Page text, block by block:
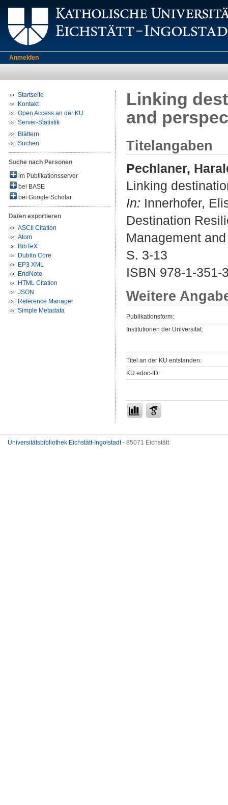
Anmelden
Startseite
Kontakt
Open Access an der KU
Server-Statistik
Blättern
Suchen
Suche nach Personen
im Publikationsserver
bei BASE
bei Google Scholar
Daten exportieren
ASCII Citation
Atom
BibTeX
Dublin Core
EP3 XML
EndNote
HTML Citation
JSON
Reference Manager
Simple Metadata
Linking
and
Titelangaben
Pechlaner,
Linking
In: Innerhofer,
Destination
Management
S. 3-13
ISBN 978-1-351-
Weitere
Publikationsform:
Institutionen der Universität:
Titel an der KU entstanden:
KU.edoc-ID:
Universitätsbibliothek Eichstätt-Ingolstadt- 85071 Eichstätt